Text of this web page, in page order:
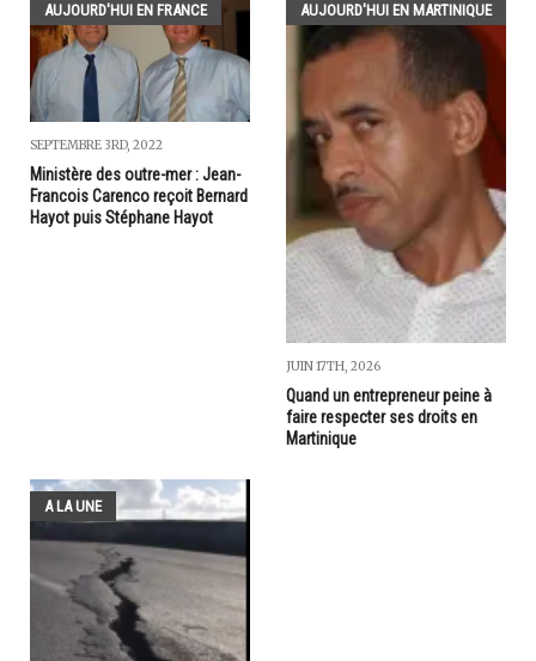
AUJOURD'HUI EN FRANCE
SEPTEMBRE 3RD, 2022
Ministère des outre-mer : Jean-
Francois Carenco reçoit Bernard
Hayot puis Stéphane Hayot
AUJOURD'HUI EN MARTINIQUE
JUIN 17TH, 2026
Quand un entrepreneur peine à
faire respecter ses droits en
Martinique
A LA UNE